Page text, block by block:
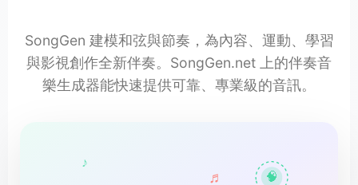
SongGen 建模和弦與節奏，為內容、運動、學習
與影視創作全新伴奏。SongGen.net 上的伴奏音
樂生成器能快速提供可靠、專業級的音訊。
♬ 🧠